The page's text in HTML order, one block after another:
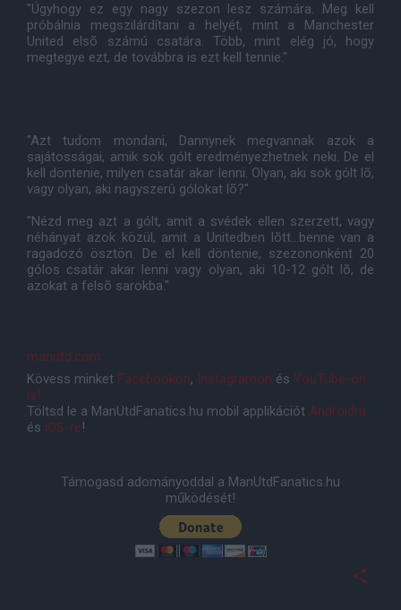
"Úgyhogy ez egy nagy szezon lesz számára. Meg kell
próbálnia megszilárdítani a helyét, mint a Manchester
United elsõ számú csatára. Több, mint elég jó, hogy
megtegye ezt, de továbbra is ezt kell tennie."
"Azt tudom mondani, Dannynek megvannak azok a
sajátosságai, amik sok gólt eredményezhetnek neki. De el
kell döntenie, milyen csatár akar lenni. Olyan, aki sok gólt lõ,
vagy olyan, aki nagyszerû gólokat lõ?"
"Nézd meg azt a gólt, amit a svédek ellen szerzett, vagy
néhányat azok közül, amit a Unitedben lõtt...benne van a
ragadozó ösztön. De el kell döntenie, szezononként 20
gólos csatár akar lenni vagy olyan, aki 10-12 gólt lõ, de
azokat a felsõ sarokba."
manutd.com
Kövess minket Facebookon, Instagramon és YouTube-on
is!
Töltsd le a ManUtdFanatics.hu mobil applikációt Androidra
és iOS-re!
Támogasd adományoddal a ManUtdFanatics.hu
működését!